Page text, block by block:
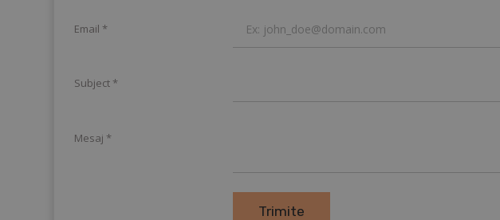
Email
Subject
Mesaj
Trimite